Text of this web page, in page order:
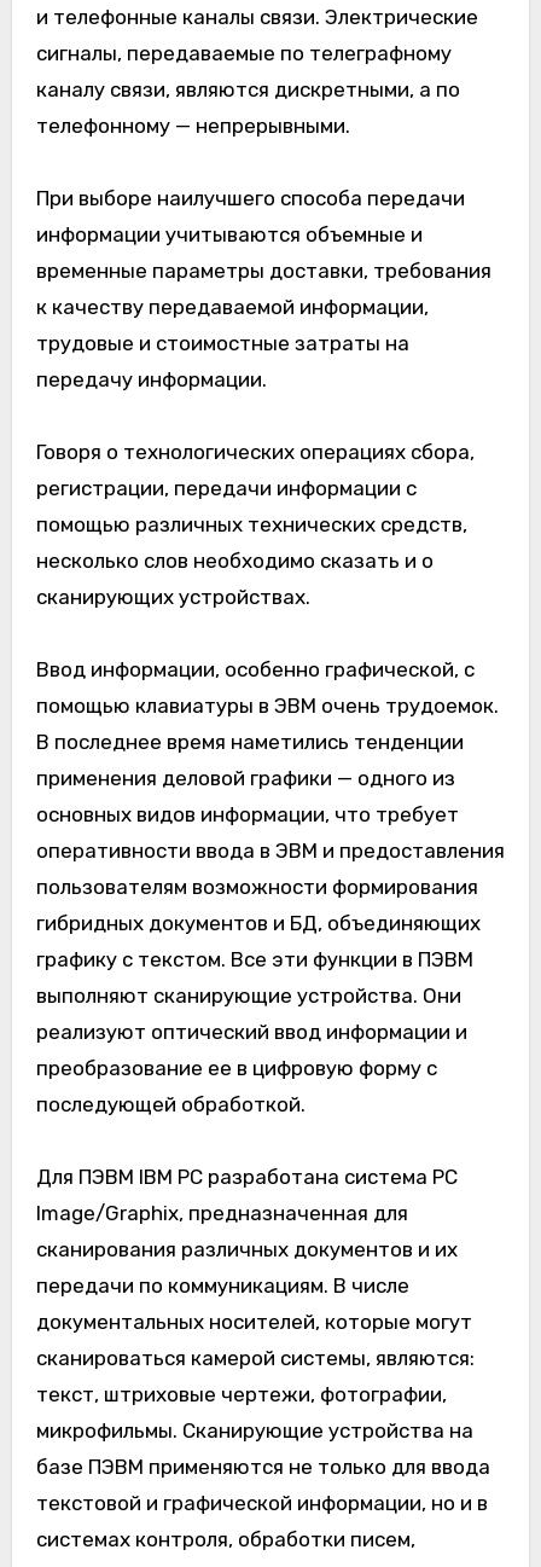
и телефонные каналы связи. Электрические
сигналы, передаваемые по телеграфному
каналу связи, являются дискретными, а по
телефонному — непрерывными.
При выборе наилучшего способа передачи
информации учитываются объемные и
временные параметры доставки, требования
к качеству передаваемой информации,
трудовые и стоимостные затраты на
передачу информации.
Говоря о технологических операциях сбора,
регистрации, передачи информации с
помощью различных технических средств,
несколько слов необходимо сказать и о
сканирующих устройствах.
Ввод информации, особенно графической, с
помощью клавиатуры в ЭВМ очень трудоемок.
В последнее время наметились тенденции
применения деловой графики — одного из
основных видов информации, что требует
оперативности ввода в ЭВМ и предоставления
пользователям возможности формирования
гибридных документов и БД, объединяющих
графику с текстом. Все эти функции в ПЭВМ
выполняют сканирующие устройства. Они
реализуют оптический ввод информации и
преобразование ее в цифровую форму с
последующей обработкой.
Для ПЭВМ IBM PC разработана система PC
Image/Graphix, предназначенная для
сканирования различных документов и их
передачи по коммуникациям. В числе
документальных носителей, которые могут
сканироваться камерой системы, являются:
текст, штриховые чертежи, фотографии,
микрофильмы. Сканирующие устройства на
базе ПЭВМ применяются не только для ввода
текстовой и графической информации, но и в
системах контроля, обработки писем,